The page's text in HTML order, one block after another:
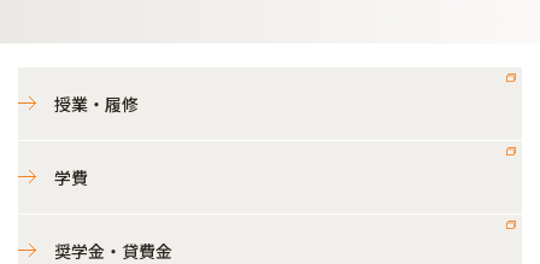
授業・履修
学費
奨学金・貸費金